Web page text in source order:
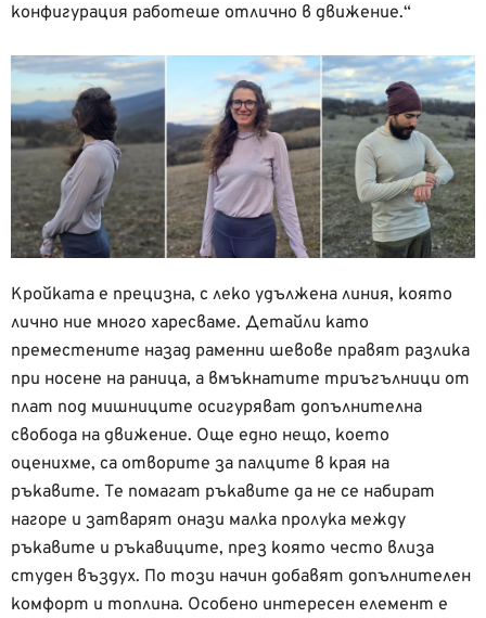
конфигурация работеше отлично в движение.“
Кройката е прецизна, с леко удължена линия, която
лично ние много харесваме. Детайли като
преместените назад раменни шевове правят разлика
при носене на раница, а вмъкнатите триъгълници от
плат под мишниците осигуряват допълнителна
свобода на движение. Още едно нещо, което
оценихме, са отворите за палците в края на
ръкавите. Те помагат ръкавите да не се набират
нагоре и затварят онази малка пролука между
ръкавите и ръкавиците, през която често влиза
студен въздух. По този начин добавят допълнителен
комфорт и топлина. Особено интересен елемент е